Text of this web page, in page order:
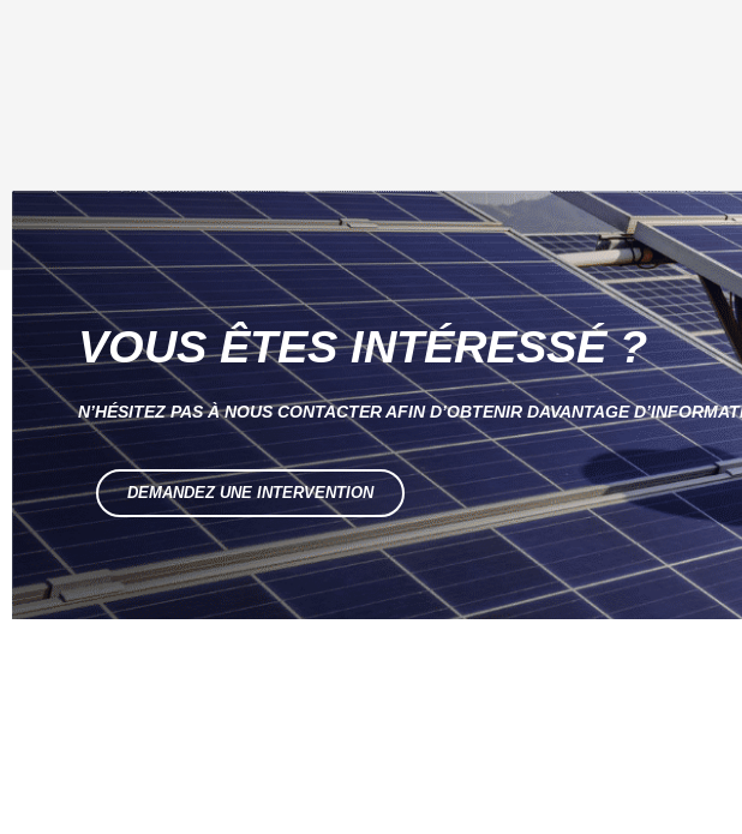
VOUS ÊTES INTÉRESSÉ ?
N’HÉSITEZ PAS À NOUS CONTACTER AFIN D’OBTENIR DAVANTAGE
DEMANDEZ UNE INTERVENTION